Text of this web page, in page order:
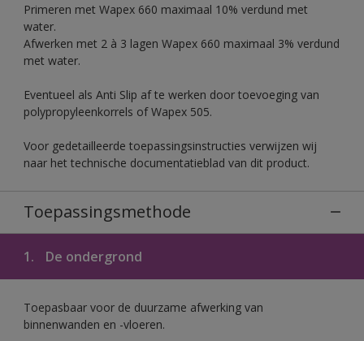
Primeren met Wapex 660 maximaal 10% verdund met
water.
Afwerken met 2 à 3 lagen Wapex 660 maximaal 3% verdund
met water.
Eventueel als Anti Slip af te werken door toevoeging van
polypropyleenkorrels of Wapex 505.
Voor gedetailleerde toepassingsinstructies verwijzen wij
naar het technische documentatieblad van dit product.
Toepassingsmethode
1. De ondergrond
Toepasbaar voor de duurzame afwerking van
binnenwanden en -vloeren.